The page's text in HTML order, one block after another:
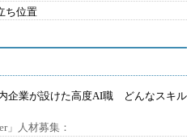
ち位置
企業が設けた高度AI職 どんなスキル
」人材募集：